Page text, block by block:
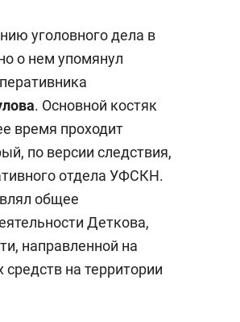
уголовного дела в
о нем упомянул
. Основной костяк
время проходит
по версии следствия,
отдела УФСКН.
общее
Деткова,
направленной на
на территории